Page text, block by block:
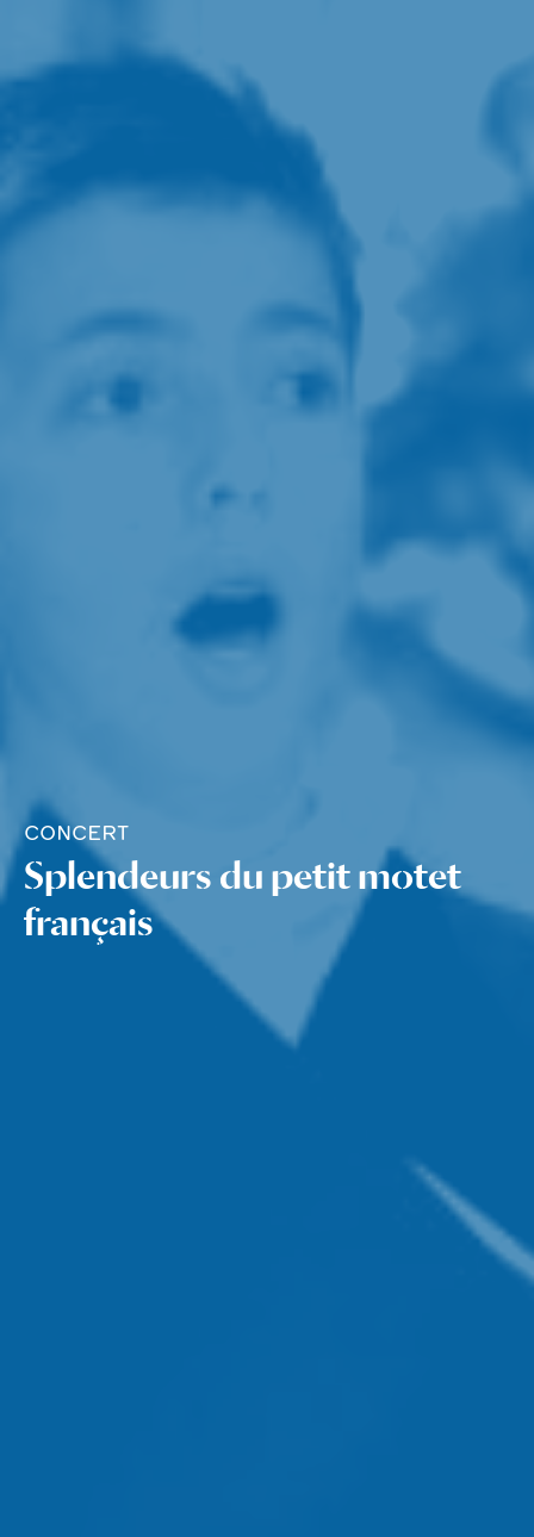
CONCERT
Splendeurs du petit motet
français